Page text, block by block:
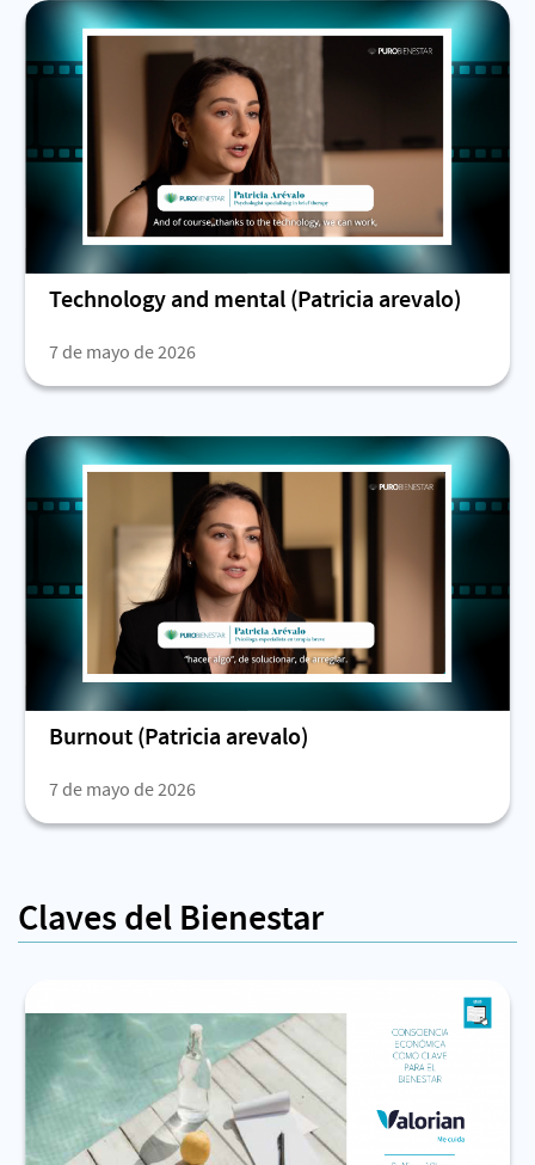
Technology and mental (Patricia arevalo)
7 de mayo de 2026
Burnout (Patricia arevalo)
7 de mayo de 2026
Claves del Bienestar